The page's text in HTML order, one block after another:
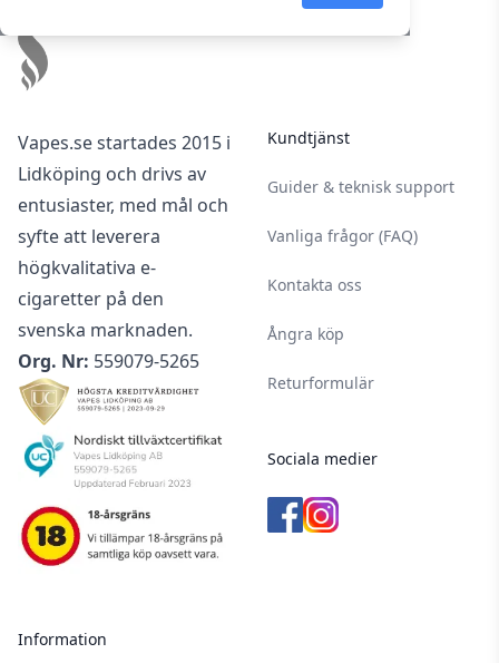
Vapes.se startades 2015 i
Lidköping och drivs av
entusiaster, med mål och
syfte att leverera
högkvalitativa e-
cigaretter på den
svenska marknaden.
Org. Nr: 559079-5265
Information
Kundtjänst
Guider & teknisk support
Vanliga frågor (FAQ)
Kontakta oss
Ångra köp
Returformulär
Sociala medier